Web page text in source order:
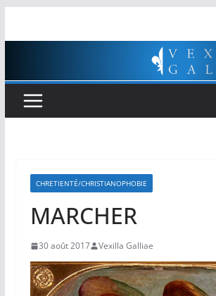
CHRETIENTÉ/CHRISTIANOPHOBIE
MARCHER
30 août 2017 Vexilla Galliae